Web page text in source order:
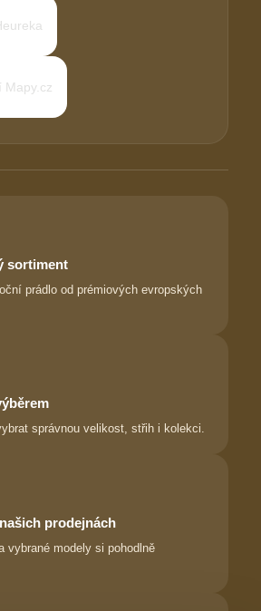
sortiment
prádlo od prémiových evropských
správnou velikost, střih i kolekci.
prodejnách
vybrané modely si pohodlně